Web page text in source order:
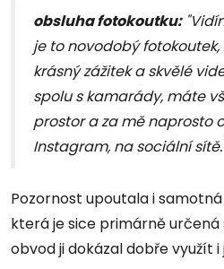
obsluha fotokoutku:
je to novodobý
krásný zážitek a skvělé
spolu s kamarády, máte
prostor a za mě naprosto
Instagram, na sociální
Pozornost upoutala i
která je sice primárně
obvod ji dokázal dobře využít